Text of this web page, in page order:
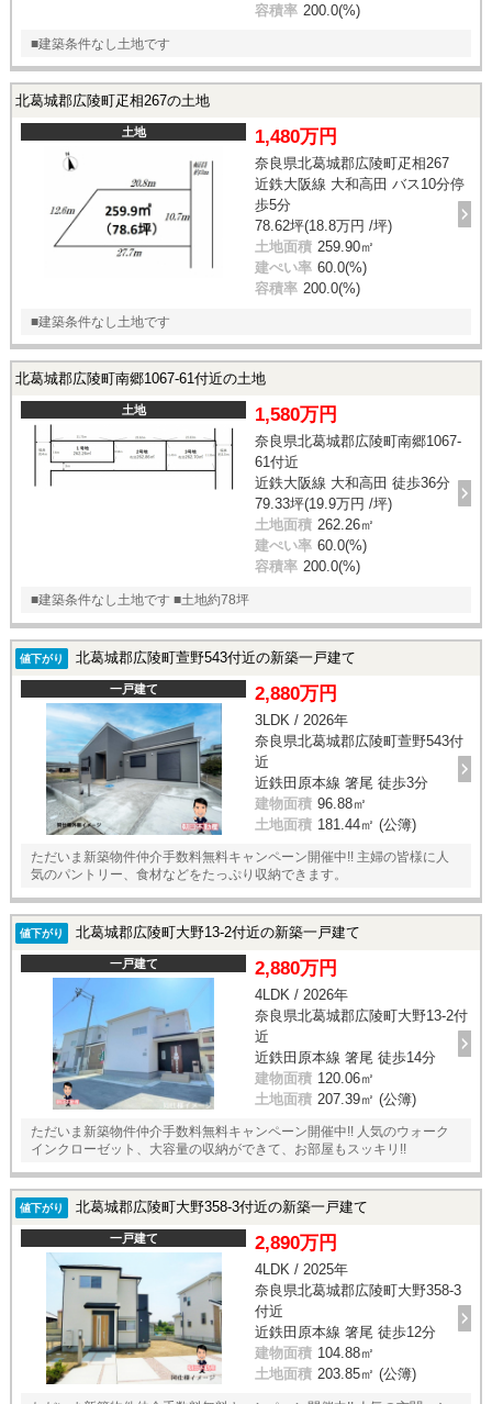
容積率 200.0(%)
■建築条件なし土地です
北葛城郡広陵町疋相267の土地
土地 1,480万円
奈良県北葛城郡広陵町疋相267
近鉄大阪線 大和高田 バス10分停
歩5分
78.62坪(18.8万円 /坪)
土地面積 259.90㎡
建ぺい率 60.0(%)
容積率 200.0(%)
■建築条件なし土地です
北葛城郡広陵町南郷1067-61付近の土地
土地 1,580万円
奈良県北葛城郡広陵町南郷1067-
61付近
近鉄大阪線 大和高田 徒歩36分
79.33坪(19.9万円 /坪)
土地面積 262.26㎡
建ぺい率 60.0(%)
容積率 200.0(%)
■建築条件なし土地です ■土地約78坪
値下がり 北葛城郡広陵町萱野543付近の新築一戸建て
一戸建て 2,880万円
3LDK / 2026年
奈良県北葛城郡広陵町萱野543付
近
近鉄田原本線 箸尾 徒歩3分
建物面積 96.88㎡
土地面積 181.44㎡ (公簿)
ただいま新築物件仲介手数料無料キャンペーン開催中!! 主婦の皆様に人
気のパントリー、食材などをたっぷり収納できます。
値下がり 北葛城郡広陵町大野13-2付近の新築一戸建て
一戸建て 2,880万円
4LDK / 2026年
奈良県北葛城郡広陵町大野13-2付
近
近鉄田原本線 箸尾 徒歩14分
建物面積 120.06㎡
土地面積 207.39㎡ (公簿)
ただいま新築物件仲介手数料無料キャンペーン開催中!! 人気のウォーク
インクローゼット、大容量の収納ができて、お部屋もスッキリ!!
値下がり 北葛城郡広陵町大野358-3付近の新築一戸建て
一戸建て 2,890万円
4LDK / 2025年
奈良県北葛城郡広陵町大野358-3
付近
近鉄田原本線 箸尾 徒歩12分
建物面積 104.88㎡
土地面積 203.85㎡ (公簿)